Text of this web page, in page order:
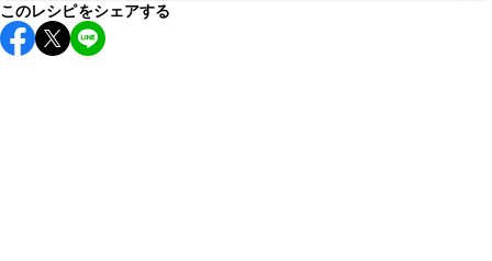
こちらのレシピは出来たてをお召し上がりいただくことをお
すすめします。
このレシピをシェアする